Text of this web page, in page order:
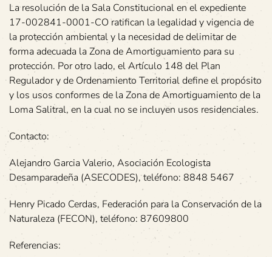
La resolución de la Sala Constitucional en el expediente
17-002841-0001-CO ratifican la legalidad y vigencia de
la protección ambiental y la necesidad de delimitar de
forma adecuada la Zona de Amortiguamiento para su
protección. Por otro lado, el Artículo 148 del Plan
Regulador y de Ordenamiento Territorial define el propósito
y los usos conformes de la Zona de Amortiguamiento de la
Loma Salitral, en la cual no se incluyen usos residenciales.
Contacto:
Alejandro Garcia Valerio, Asociación Ecologista
Desamparadeña (ASECODES), teléfono: 8848 5467
Henry Picado Cerdas, Federación para la Conservación de la
Naturaleza (FECON), teléfono: 87609800
Referencias: